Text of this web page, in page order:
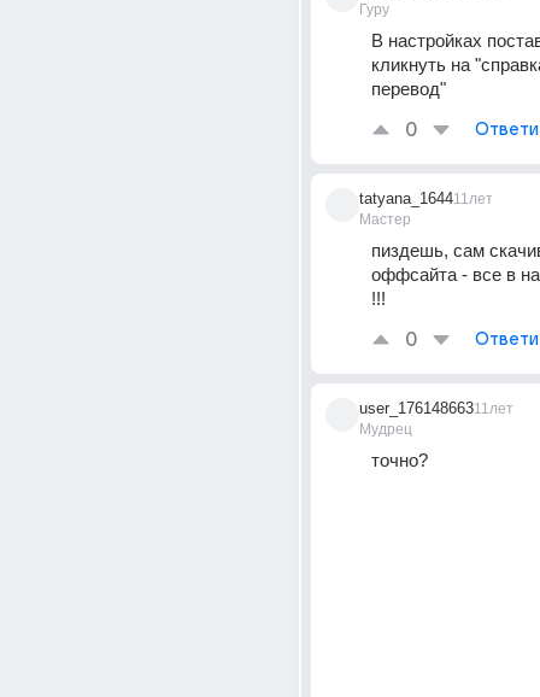
Гуру
В настройках
кликнуть на
перевод"
0
tatyana_1644
Мастер
11лет
пиздешь, сам
оффсайта - все в
!!!
0
user_176148663
Мудрец
11лет
точно?